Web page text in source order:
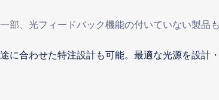
※一部、光フィードバック機能の付いていない製品
に合わせた特注設計も可能。最適な光源を設計